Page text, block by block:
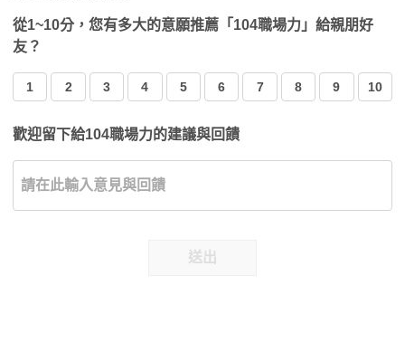
從1~10分，您有多大的意願推薦「104職場力」給親朋好
友？
1 2 3 4 5 6 7 8 9 10
歡迎留下給104職場力的建議與回饋
送出